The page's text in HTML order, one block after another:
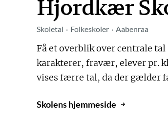
Hjordkær
Skoletal Folkeskoler Aabenraa
Få et overblik over centrale
karakterer, fravær, elever pr.
vises færre tal, da der gælder
Skolens hjemmeside